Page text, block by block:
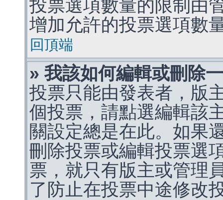
投票選項數量的限制由
增加允許的投票選項數
回頂端
» 我該如何編輯或刪除
投票只能由發表者，版
個投票，請點選編輯該
關設定總是在此。如果
刪除投票或編輯投票選
票，就只有版主或管理
了防止在投票中途修改